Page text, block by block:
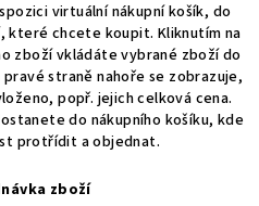
virtuální nákupní košík, do
chcete koupit. Kliknutím na
zboží vkládáte vybrané zboží do
pravé straně nahoře se zobrazuje,
popř. jejich celková cena.
do nákupního košíku, kde
protřídit a objednat.
zboží